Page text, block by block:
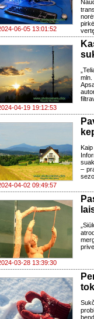
06-05 13:01:52
04-19 19:12:53
04-02 09:49:57
–
03-28 13:39:30